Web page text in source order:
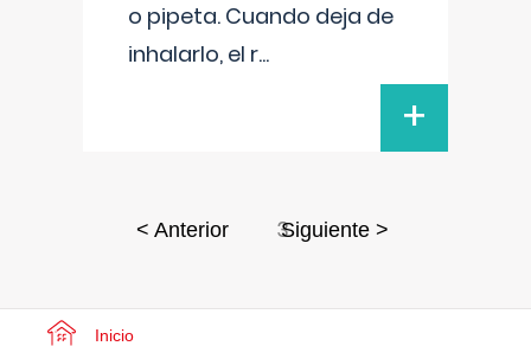
o pipeta. Cuando deja de
inhalarlo, el r...
+
< Anterior 3Siguiente >
Inicio